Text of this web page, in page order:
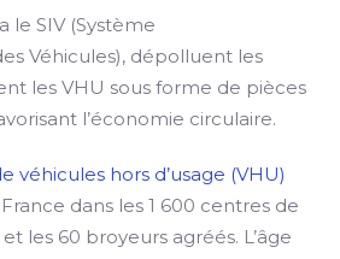
le SIV (Système
Véhicules), dépolluent les
les VHU sous forme de pièces
l’économie circulaire.
véhicules hors d’usage (VHU)
dans les 1 600 centres de
les 60 broyeurs agréés. L’âge